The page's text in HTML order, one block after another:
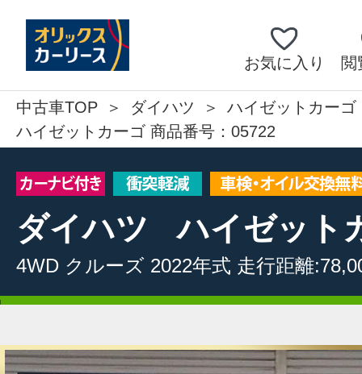
お気に入り 閲
中古車TOP ダイハツ
ハイゼットカーゴ
ハイゼットカーゴ 商品番号：05722
ダイハツ ハイゼット
4WD クルーズ 2022年式 走行距離